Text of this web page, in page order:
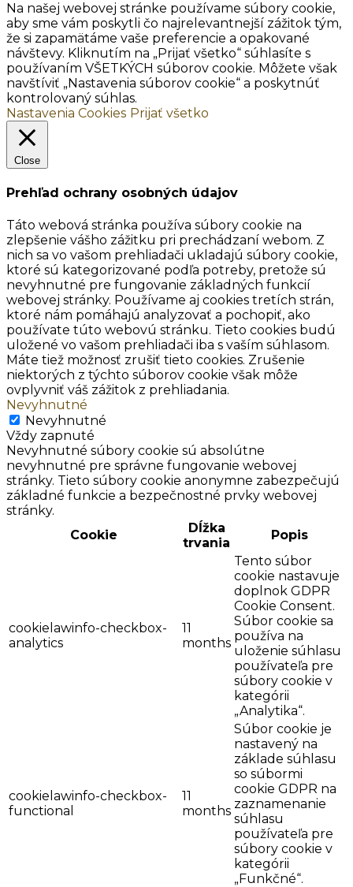
Na našej webovej stránke používame súbory cookie,
aby sme vám poskytli čo najrelevantnejší zážitok tým,
že si zapamätáme vaše preferencie a opakované
návštevy. Kliknutím na „Prijať všetko“ súhlasíte s
používaním VŠETKÝCH súborov cookie. Môžete však
navštíviť „Nastavenia súborov cookie“ a poskytnúť
kontrolovaný súhlas.
Nastavenia Cookies Prijať všetko
Close
Prehľad ochrany osobných údajov
Táto webová stránka používa súbory cookie na
zlepšenie vášho zážitku pri prechádzaní webom. Z
nich sa vo vašom prehliadači ukladajú súbory cookie,
ktoré sú kategorizované podľa potreby, pretože sú
nevyhnutné pre fungovanie základných funkcií
webovej stránky. Používame aj cookies tretích strán,
ktoré nám pomáhajú analyzovať a pochopiť, ako
používate túto webovú stránku. Tieto cookies budú
uložené vo vašom prehliadači iba s vaším súhlasom.
Máte tiež možnosť zrušiť tieto cookies. Zrušenie
niektorých z týchto súborov cookie však môže
ovplyvniť váš zážitok z prehliadania.
Nevyhnutné
Nevyhnutné
Vždy zapnuté
Nevyhnutné súbory cookie sú absolútne
nevyhnutné pre správne fungovanie webovej
stránky. Tieto súbory cookie anonymne zabezpečujú
základné funkcie a bezpečnostné prvky webovej
stránky.
Cookie
Dĺžka
trvania
Popis
cookielawinfo-checkbox-
analytics
11
months
Tento súbor
cookie nastavuje
doplnok GDPR
Cookie Consent.
Súbor cookie sa
používa na
uloženie súhlasu
používateľa pre
súbory cookie v
kategórii
„Analytika“.
cookielawinfo-checkbox-
functional
11
months
Súbor cookie je
nastavený na
základe súhlasu
so súbormi
cookie GDPR na
zaznamenanie
súhlasu
používateľa pre
súbory cookie v
kategórii
„Funkčné“.